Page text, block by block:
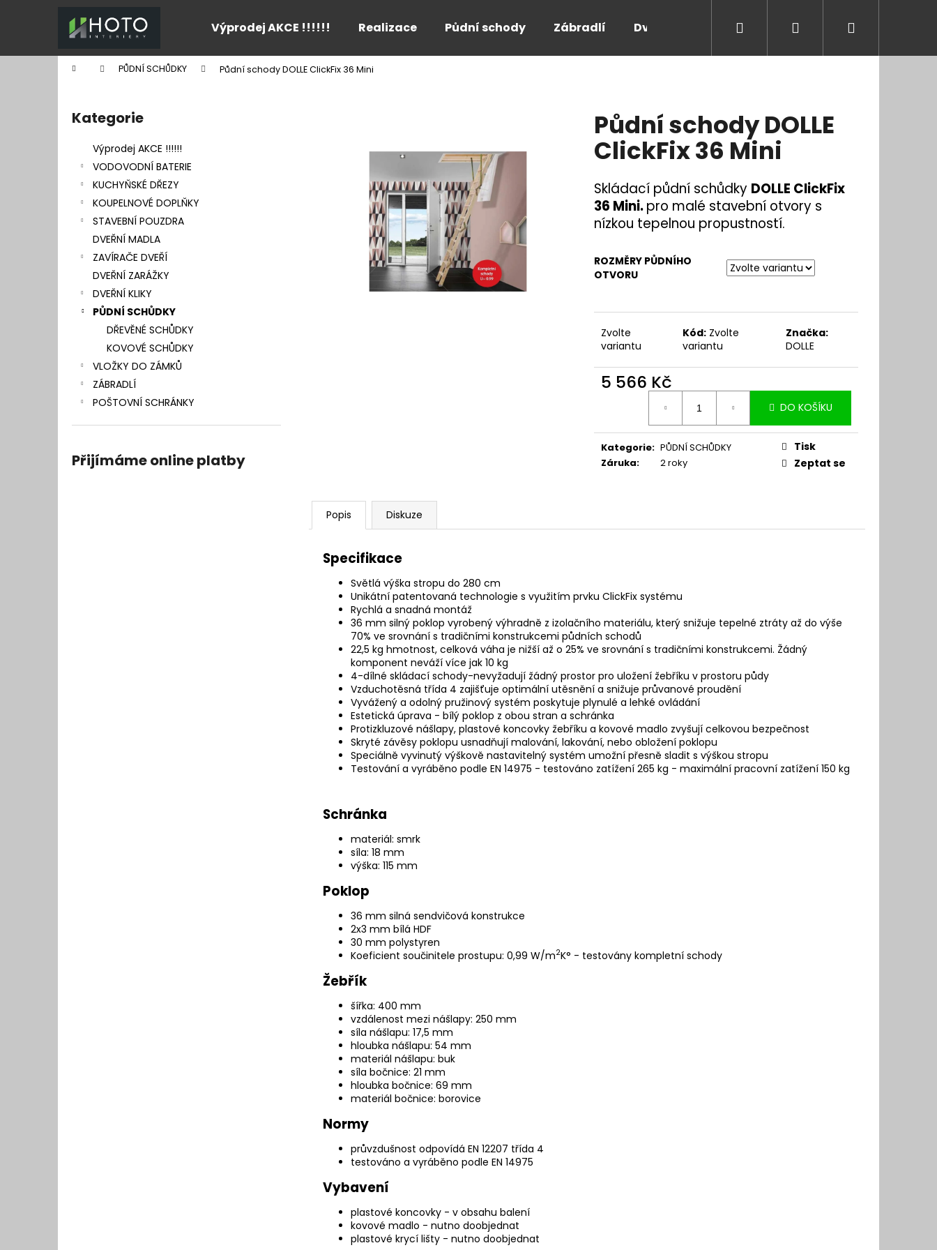
Výprodej AKCE !!!!!! Realizace Půdní schody Zábradlí Dveře a zárubně Kontakt Blog
Přihlášení
Domů PŮDNÍ SCHŮDKY Půdní schody DOLLE ClickFix 36 Mini
Přeskočit
kategorie
Kategorie
Výprodej AKCE !!!!!!
VODOVODNÍ BATERIE
KUCHYŇSKÉ DŘEZY
KOUPELNOVÉ DOPLŇKY
STAVEBNÍ POUZDRA
DVEŘNÍ MADLA
ZAVÍRAČE DVEŘÍ
DVEŘNÍ ZARÁŽKY
DVEŘNÍ KLIKY
PŮDNÍ SCHŮDKY
DŘEVĚNÉ SCHŮDKY
KOVOVÉ SCHŮDKY
VLOŽKY DO ZÁMKŮ
ZÁBRADLÍ
POŠTOVNÍ SCHRÁNKY
Přijímáme online platby
Půdní schody DOLLE
ClickFix 36 Mini
Skládací půdní schůdky DOLLE ClickFix
36 Mini.pro malé stavební otvory s
nízkou tepelnou propustností.
ROZMĚRY PŮDNÍHO
OTVORU
Zvolte
variantu
Kód: Zvolte
variantu
Značka:
DOLLE
5 566 Kč
DO KOŠÍKU
Kategorie: PŮDNÍ SCHŮDKY
Záruka: 2 roky
Tisk
Zeptat se
Popis Diskuze
Specifikace
Světlá výška stropu do 280 cm
Unikátní patentovaná technologie s využitím prvku ClickFix systému
Rychlá a snadná montáž
36 mm silný poklop vyrobený výhradně z izolačního materiálu, který snižuje tepelné ztráty až do výše
70% ve srovnání s tradičními konstrukcemi půdních schodů
22,5 kg hmotnost, celková váha je nižší až o 25% ve srovnání s tradičními konstrukcemi. Žádný
komponent neváží více jak 10 kg
4-dílné skládací schody-nevyžadují žádný prostor pro uložení žebříku v prostoru půdy
Vzduchotěsná třída 4 zajišťuje optimální utěsnění a snižuje průvanové proudění
Vyvážený a odolný pružinový systém poskytuje plynulé a lehké ovládání
Estetická úprava - bílý poklop z obou stran a schránka
Protizkluzové nášlapy, plastové koncovky žebříku a kovové madlo zvyšují celkovou bezpečnost
Skryté závěsy poklopu usnadňují malování, lakování, nebo obložení poklopu
Speciálně vyvinutý výškově nastavitelný systém umožní přesně sladit s výškou stropu
Testování a vyráběno podle EN 14975 - testováno zatížení 265 kg - maximální pracovní zatížení 150 kg
Schránka
materiál: smrk
síla: 18 mm
výška: 115 mm
Poklop
36 mm silná sendvičová konstrukce
2x3 mm bílá HDF
30 mm polystyren
Koeficient součinitele prostupu: 0,99 W/m2K° - testovány kompletní schody
Žebřík
šířka: 400 mm
vzdálenost mezi nášlapy: 250 mm
síla nášlapu: 17,5 mm
hloubka nášlapu: 54 mm
materiál nášlapu: buk
síla bočnice: 21 mm
hloubka bočnice: 69 mm
materiál bočnice: borovice
Normy
průvzdušnost odpovídá EN 12207 třída 4
testováno a vyráběno podle EN 14975
Vybavení
plastové koncovky - v obsahu balení
kovové madlo - nutno doobjednat
plastové krycí lišty - nutno doobjednat
í
Zpět
do
Zpět
do
Co potřebujete najít?
Doporučujeme